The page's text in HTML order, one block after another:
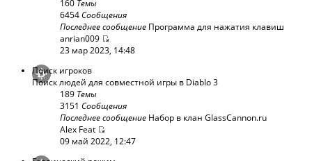
160 Темы
6454Сообщения
Последнее сообщение Программа для нажатия клавиш
anrian009
23 мар 2023, 14:48
Поиск игроков
Поиск людей для совместной игры в Diablo 3
189 Темы
3151 Сообщения
Последнее сообщение Набор в клан GlassCannon.ru
Alex Feat
09 май 2022, 12:47